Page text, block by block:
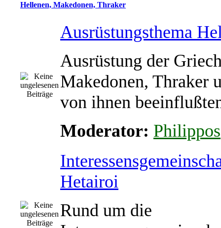
Hellenen, Makedonen, Thraker
Ausrüstungsthema
Ausrüstung der
Makedonen, Thraker
von ihnen
Moderator: Philippos
Hetairoi
Rund um die